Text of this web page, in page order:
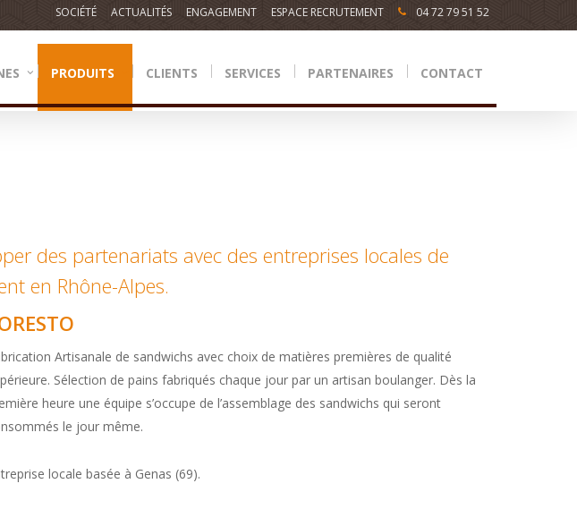
SOCIÉTÉ ACTUALITÉS ENGAGEMENT ESPACE RECRUTEMENT 04 72 79 51 52
PRODUITS CLIENTS SERVICES PARTENAIRES CONTACT
des partenariats avec des entreprises locales de
en Rhône-Alpes.
Artisanale de sandwichs avec choix de matières premières de qualité
Sélection de pains fabriqués chaque jour par un artisan boulanger. Dès la
heure une équipe s’occupe de l’assemblage des sandwichs qui seront
le jour même.
locale basée à Genas (69).